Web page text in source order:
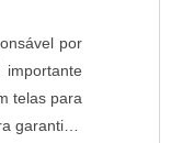
por
telas para
garantir a